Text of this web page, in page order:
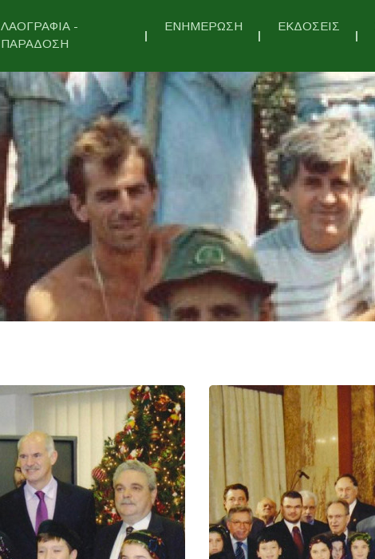
ΛΑΟΓΡΑΦΙΑ -
ΠΑΡΑΔΟΣΗ
ΕΝΗΜΕΡΩΣΗ ΕΚΔΟΣΕΙΣ